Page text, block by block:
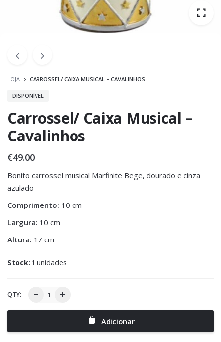
LOJA CARROSSEL/ CAIXA MUSICAL – CAVALINHOS
DISPONÍVEL
Carrossel/ Caixa Musical –
Cavalinhos
€49.00
Bonito carrossel musical Marfinite Bege, dourado e cinza
azulado
Comprimento: 10 cm
Largura: 10 cm
Altura: 17 cm
Stock: 1 unidades
QTY:
Adicionar